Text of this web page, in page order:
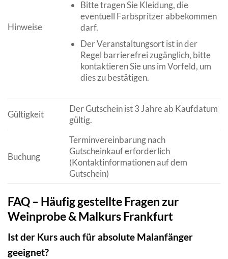
Hinweise
Bitte tragen Sie Kleidung, die
eventuell Farbspritzer abbekommen
darf.
Der Veranstaltungsort ist in der
Regel barrierefrei zugänglich, bitte
kontaktieren Sie uns im Vorfeld, um
dies zu bestätigen.
Gültigkeit
Der Gutschein ist 3 Jahre ab Kaufdatum
gültig.
Buchung
Terminvereinbarung nach
Gutscheinkauf erforderlich
(Kontaktinformationen auf dem
Gutschein)
FAQ – Häufig gestellte Fragen zur
Weinprobe & Malkurs Frankfurt
Ist der Kurs auch für absolute Malanfänger
geeignet?